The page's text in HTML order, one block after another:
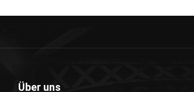
Über uns